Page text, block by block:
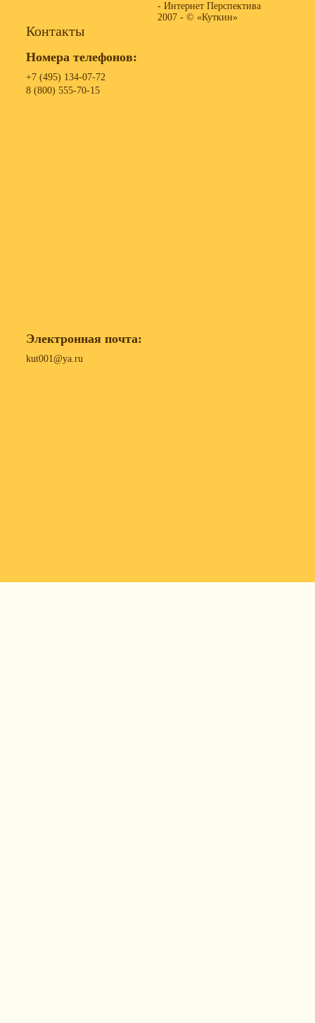
- Интернет Перспектива
2007 - © «Куткин»
Контакты
Номера телефонов:
+7 (495) 134-07-72
8 (800) 555-70-15
Электронная почта:
kut001@ya.ru